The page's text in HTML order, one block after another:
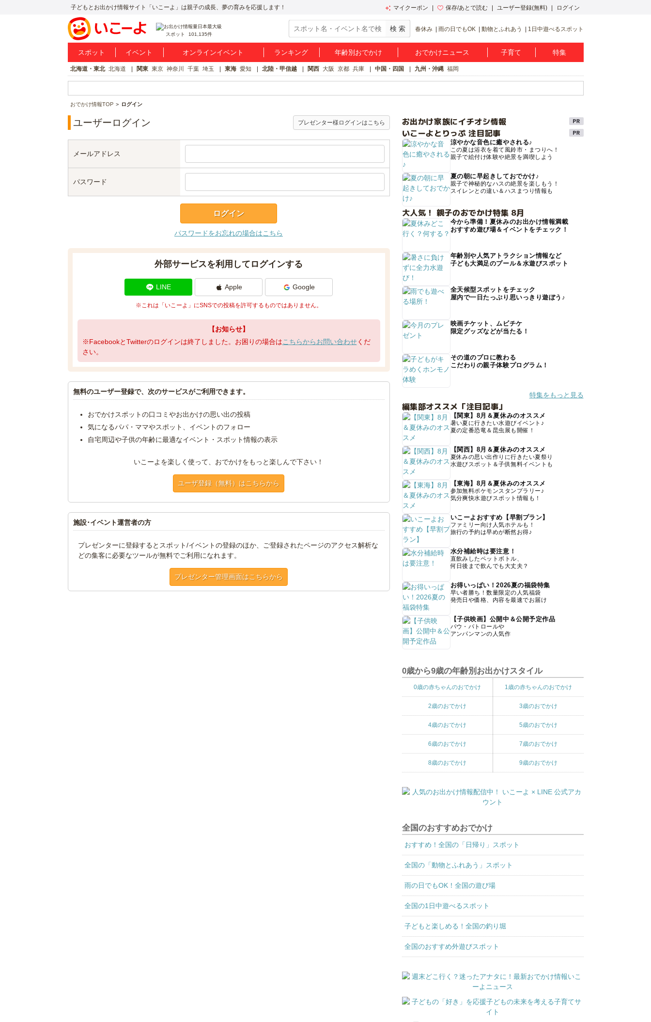
子どもとお出かけ情報サイト「いこーよ」は親子の成長、夢の育みを応援します！ マイクーポン 保存/あとで読む ユーザー登録(無料) ログイン
スポット 101,135件
春休み 雨の日でもOK 動物とふれあう 1日中遊べるスポット
スポット イベント オンラインイベント ランキング 年齢別おでかけ おでかけニュース 子育て 特集
北海道・東北 北海道 関東 東京 神奈川 千葉 埼玉 東海 愛知 北陸・甲信越 関西 大阪 京都 兵庫 中国・四国 九州・沖縄 福岡
おでかけ情報TOP ログイン
ユーザーログイン プレゼンター様ログインはこちら
メールアドレス
パスワード
パスワードをお忘れの場合はこちら
外部サービスを利用してログインする
LINE Apple Google
※これは「いこーよ」にSNSでの投稿を許可するものではありません。
【お知らせ】
※FacebookとTwitterのログインは終了しました。お困りの場合はこちらからお問い合わせくだ
さい。
無料のユーザー登録で、次のサービスがご利用できます。
おでかけスポットの口コミやお出かけの思い出の投稿
気になるパパ・ママやスポット、イベントのフォロー
自宅周辺や子供の年齢に最適なイベント・スポット情報の表示
いこーよを楽しく使って、おでかけをもっと楽しんで下さい！
ユーザ登録（無料）はこちらから
施設･イベント運営者の方
プレゼンターに登録するとスポット/イベントの登録のほか、ご登録されたページのアクセス解析な
どの集客に必要なツールが無料でご利用になれます。
プレゼンター管理画面はこちらから
お出かけ家族にイチオシ情報
いこーよとりっぷ 注目記事
涼やかな音色に癒やされる♪
この夏は浴衣を着て風鈴市・まつりへ！
親子で絵付け体験や絶景を満喫しよう
夏の朝に早起きしておでかけ♪
親子で神秘的なハスの絶景を楽しもう！
スイレンとの違い＆ハスまつり情報も
大人気！ 親子のおでかけ特集 8月
今から準備！夏休みのお出かけ情報満載
おすすめ遊び場＆イベントをチェック！
年齢別や人気アトラクション情報など
子ども大満足のプール＆水遊びスポット
全天候型スポットをチェック
屋内で一日たっぷり思いっきり遊ぼう♪
映画チケット、ムビチケ
限定グッズなどが当たる！
その道のプロに教わる
こだわりの親子体験プログラム！
特集をもっと見る
編集部オススメ「注目記事」
【関東】8月＆夏休みのオススメ
暑い夏に行きたい水遊びイベント♪
夏の定番恐竜＆昆虫展も開催！
【関西】8月＆夏休みのオススメ
夏休みの思い出作りに行きたい夏祭り
水遊びスポット＆子供無料イベントも
【東海】8月＆夏休みのオススメ
参加無料ポケモンスタンプラリー♪
気分爽快水遊びスポット情報も！
いこーよおすすめ【早割プラン】
ファミリー向け人気ホテルも！
旅行の予約は早めが断然お得♪
水分補給時は要注意！
直飲みしたペットボトル、
何日後まで飲んでも大丈夫？
お得いっぱい！2026夏の福袋特集
早い者勝ち！数量限定の人気福袋
発売日や価格、内容を最速でお届け
【子供映画】公開中＆公開予定作品
パウ・パトロールや
アンパンマンの人気作
0歳から9歳の年齢別お出かけスタイル
0歳の赤ちゃんのおでかけ 1歳の赤ちゃんのおでかけ
2歳のおでかけ 3歳のおでかけ
4歳のおでかけ 5歳のおでかけ
6歳のおでかけ 7歳のおでかけ
8歳のおでかけ 9歳のおでかけ
全国のおすすめおでかけ
おすすめ！全国の「日帰り」スポット
全国の「動物とふれあう」スポット
雨の日でもOK！全国の遊び場
全国の1日中遊べるスポット
子どもと楽しめる！全国の釣り堀
全国のおすすめ外遊びスポット